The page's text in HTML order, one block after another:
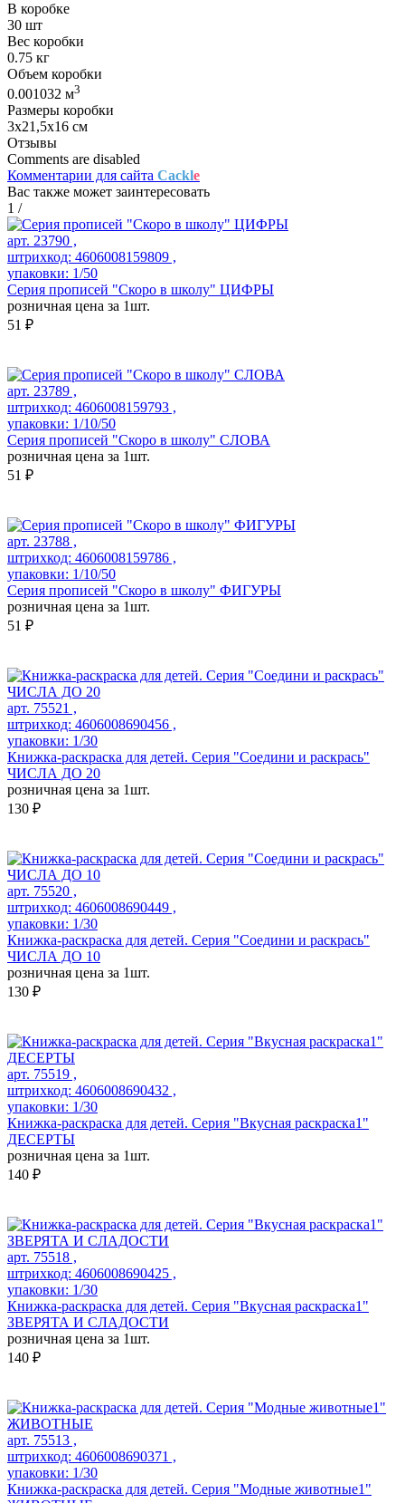
В коробке
30 шт
Вес коробки
0.75 кг
Объем коробки
0.001032 м3
Размеры коробки
3х21,5х16 см
Отзывы
Comments are disabled
Комментарии для сайта Cackle
Вас также может заинтересовать
1 /
арт. 23790 ,
штрихкод: 4606008159809 ,
упаковки: 1/50
Серия прописей "Скоро в школу" ЦИФРЫ
розничная цена за 1шт.
51 ₽
арт. 23789 ,
штрихкод: 4606008159793 ,
упаковки: 1/10/50
Серия прописей "Скоро в школу" СЛОВА
розничная цена за 1шт.
51 ₽
арт. 23788 ,
штрихкод: 4606008159786 ,
упаковки: 1/10/50
Серия прописей "Скоро в школу" ФИГУРЫ
розничная цена за 1шт.
51 ₽
арт. 75521 ,
штрихкод: 4606008690456 ,
упаковки: 1/30
Книжка-раскраска для детей. Серия "Соедини и раскрась"
ЧИСЛА ДО 20
розничная цена за 1шт.
130 ₽
арт. 75520 ,
штрихкод: 4606008690449 ,
упаковки: 1/30
Книжка-раскраска для детей. Серия "Соедини и раскрась"
ЧИСЛА ДО 10
розничная цена за 1шт.
130 ₽
арт. 75519 ,
штрихкод: 4606008690432 ,
упаковки: 1/30
Книжка-раскраска для детей. Серия "Вкусная раскраска1"
ДЕСЕРТЫ
розничная цена за 1шт.
140 ₽
арт. 75518 ,
штрихкод: 4606008690425 ,
упаковки: 1/30
Книжка-раскраска для детей. Серия "Вкусная раскраска1"
ЗВЕРЯТА И СЛАДОСТИ
розничная цена за 1шт.
140 ₽
арт. 75513 ,
штрихкод: 4606008690371 ,
упаковки: 1/30
Книжка-раскраска для детей. Серия "Модные животные1"